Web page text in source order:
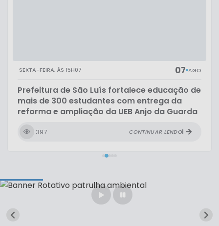
Prefeitura de São Luís fortalece educação de
mais de 300 estudantes com entrega da
reforma e ampliação da UEB Anjo da Guarda
SEXTA-FEIRA 15H07 07 AGO
397 CONTINUAR LENDO